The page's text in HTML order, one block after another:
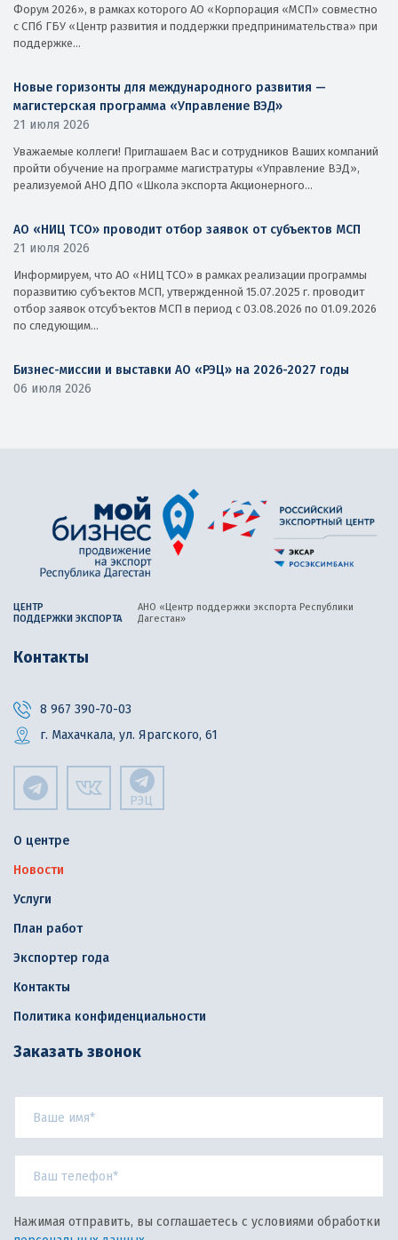
Форум 2026», в рамках которого АО «Корпорация «МСП» совместно
с СПб ГБУ «Центр развития и поддержки предпринимательства» при
поддержке...
Новые горизонты для международного развития —
магистерская программа «Управление ВЭД»
21 июля 2026
Уважаемые коллеги! Приглашаем Вас и сотрудников Ваших компаний
пройти обучение на программе магистратуры «Управление ВЭД»,
реализуемой АНО ДПО «Школа экспорта Акционерного...
АО «НИЦ ТСО» проводит отбор заявок от субъектов МСП
21 июля 2026
Информируем, что АО «НИЦ ТСО» в рамках реализации программы
поразвитию субъектов МСП, утвержденной 15.07.2025 г. проводит
отбор заявок отсубъектов МСП в период с 03.08.2026 по 01.09.2026
по следующим...
Бизнес-миссии и выставки АО «РЭЦ» на 2026-2027 годы
06 июля 2026
ЦЕНТР
ПОДДЕРЖКИ ЭКСПОРТА
АНО «Центр поддержки экспорта Республики
Дагестан»
Контакты
8 967 390-70-03
г. Махачкала, ул. Ярагского, 61
РЭЦ
О центре
Новости
Услуги
План работ
Экспортер года
Контакты
Политика конфиденциальности
Заказать звонок
Нажимая отправить, вы соглашаетесь с условиями обработки